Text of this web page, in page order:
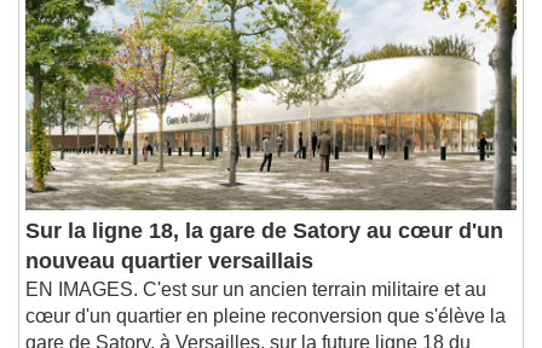
Sur la ligne 18, la gare de Satory au cœur d'un
nouveau quartier versaillais
EN IMAGES. C'est sur un ancien terrain militaire et au
cœur d'un quartier en pleine reconversion que s'élève la